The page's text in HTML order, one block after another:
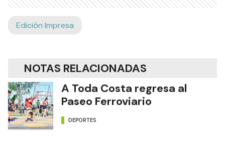
Edición Impresa
NOTAS RELACIONADAS
A Toda Costa regresa al
Paseo Ferroviario
DEPORTES